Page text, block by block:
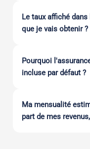
Le taux affiché
que je vais obtenir ?
Pourquoi
incluse par défaut ?
Ma mensualité
part de mes